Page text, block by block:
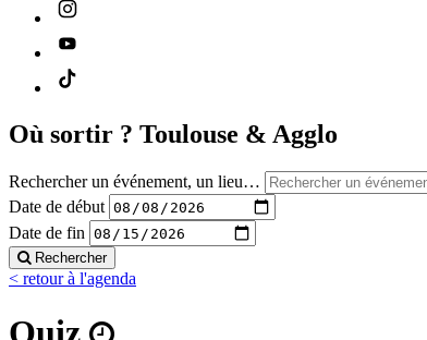
Où sortir ? Toulouse & Agglo
Rechercher un événement, un lieu…
Date de début
Date de fin
Rechercher
< retour à l'agenda
Quiz